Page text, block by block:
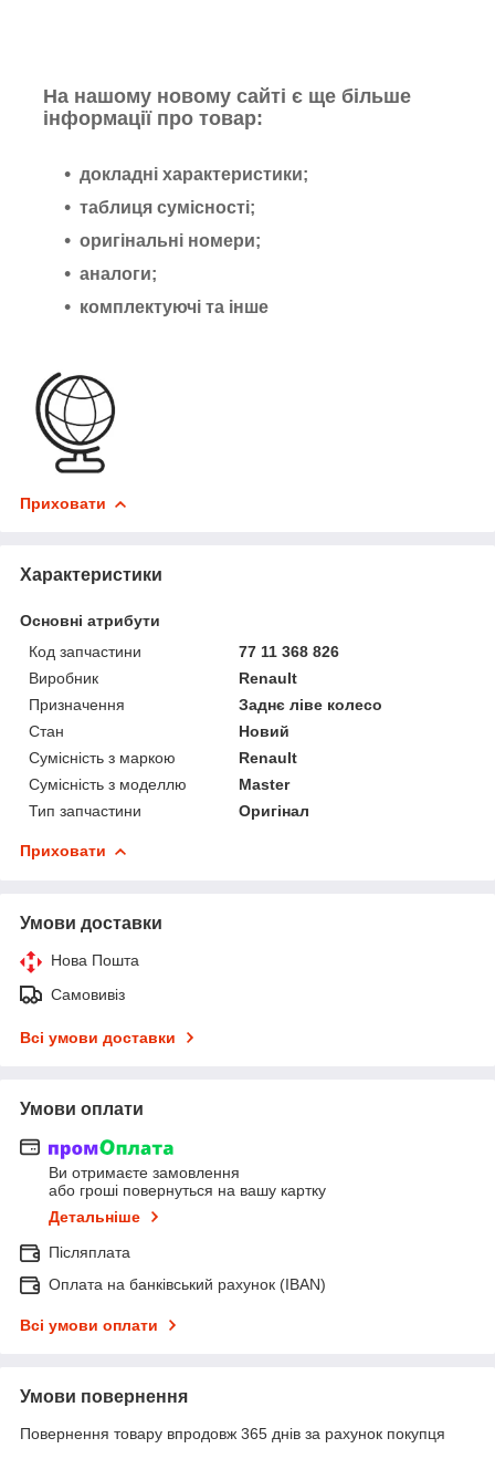
На нашому новому сайті є ще більше
інформації про товар:
докладні характеристики;
таблиця сумісності;
оригінальні номери;
аналоги;
комплектуючі та інше
Приховати
Характеристики
Основні атрибути
Код запчастини
77 11 368 826
Виробник
Renault
Призначення
Заднє ліве колесо
Стан
Новий
Сумісність з маркою
Renault
Сумісність з моделлю
Master
Тип запчастини
Оригінал
Приховати
Умови доставки
Нова Пошта
Самовивіз
Всі умови доставки
Умови оплати
Ви отримаєте замовлення
або гроші повернуться на вашу картку
Детальніше
Післяплата
Оплата на банківський рахунок (IBAN)
Всі умови оплати
Умови повернення
Повернення товару впродовж 365 днів за рахунок покупця